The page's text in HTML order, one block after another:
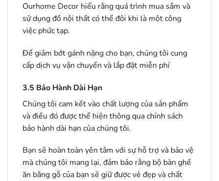
Ourhome Decor hiểu rằng quá trình mua sắm và
sử dụng đồ nội thất có thể đôi khi là một công
việc phức tạp.
Để giảm bớt gánh nặng cho bạn, chúng tôi cung
cấp dịch vụ vận chuyển và lắp đặt miễn phí
3.5 Bảo Hành Dài Hạn
Chúng tôi cam kết vào chất lượng của sản phẩm
và điều đó được thể hiện thông qua chính sách
bảo hành dài hạn của chúng tôi.
Bạn sẽ hoàn toàn yên tâm với sự hỗ trợ và bảo vệ
mà chúng tôi mang lại, đảm bảo rằng bộ bàn ghế
ăn bằng gỗ của bạn sẽ giữ được vẻ đẹp và chất